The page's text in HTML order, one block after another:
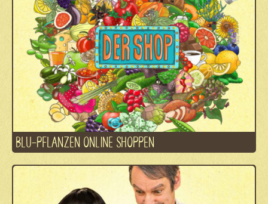
BLU-PFLANZEN ONLINE SHOPPEN